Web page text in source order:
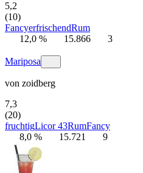
5,2
(10)
FancyerfrischendRum
12,0 %
15.866 3
Mariposa
von zoidberg
7,3
(20)
fruchtigLicor 43RumFancy
8,0 %
15.721 9